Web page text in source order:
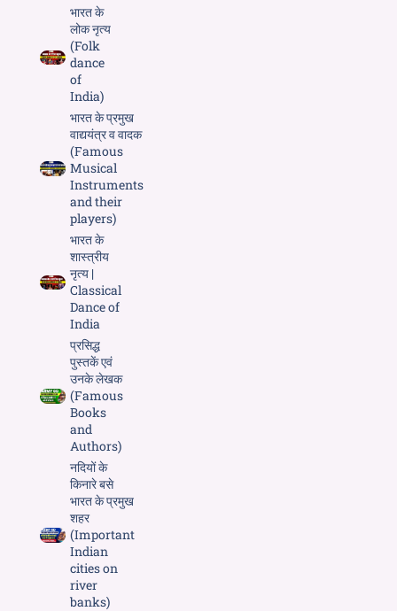
भारत के
लोक नृत्य
(Folk
dance
of
India)
भारत के प्रमुख
वाद्ययंत्र व वादक
(Famous
Musical
Instruments
and their
players)
भारत के
शास्त्रीय
नृत्य |
Classical
Dance of
India
प्रसिद्ध
पुस्तकें एवं
उनके लेखक
(Famous
Books
and
Authors)
नदियों के
किनारे बसे
भारत के प्रमुख
शहर
(Important
Indian
cities on
river
banks)